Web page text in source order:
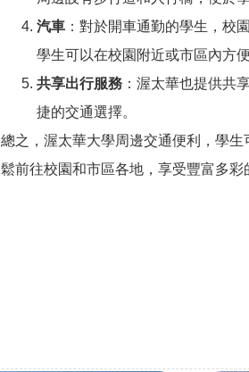
汽車 ：對於開車通勤的學生，校
學生可以在校園附近或市區內方
共享出行服務 ：渥太華也提供共
捷的交通選擇。
總之，渥太華大學周邊交通便利，學
鬆前往校園和市區各地，享受豐富多彩